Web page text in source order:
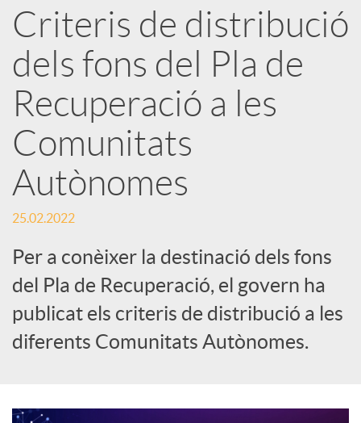
b
l
i
c
d
o
Criteris de distribució
dels fons del Pla de
Recuperació a les
Comunitats
Autònomes
25.02.2022
Per a conèixer la destinació dels fons
del Pla de Recuperació, el govern ha
publicat els criteris de distribució a les
diferents Comunitats Autònomes.